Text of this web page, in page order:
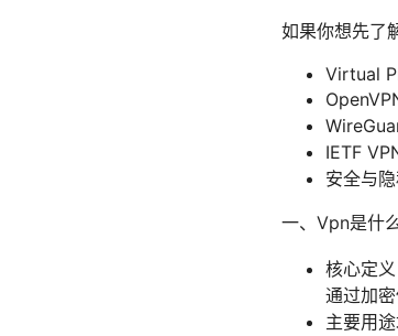
如果你想先了
Virtual
IETF
安全与
一、Vpn是什
核心定
通过加
主要用途